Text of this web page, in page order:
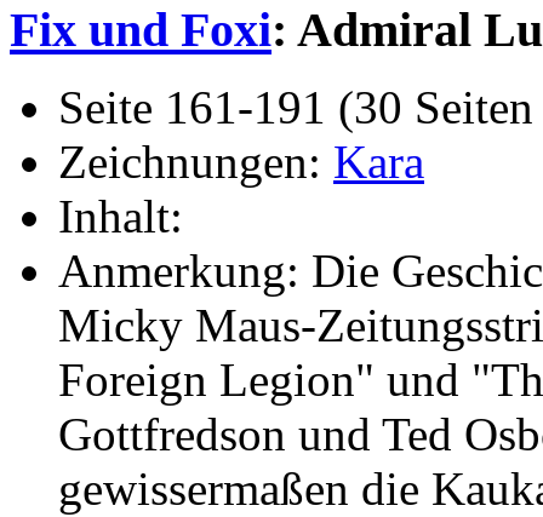
Fix und Foxi: Admiral
Seite 161-191 (30
Zeichnungen: Kara
Inhalt:
Anmerkung: Die
Micky Maus-
Foreign Legion" und
Gottfredson und Ted
gewissermaßen die